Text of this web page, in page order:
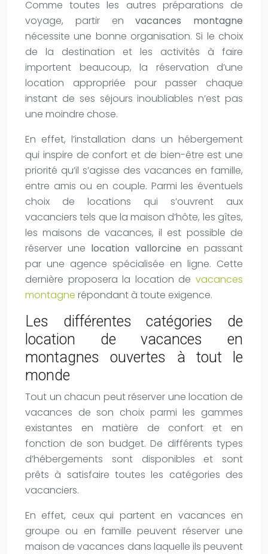
Comme toutes les autres préparations de
voyage, partir envacances montagne
nécessite une bonne organisation. Si le choix
de la destination et les activités à faire
importent beaucoup, la réservation d’une
location appropriée pour passer chaque
instant de ses séjours inoubliables n’est pas
une moindre chose.
En effet, l’installation dans un hébergement
qui inspire de confort et de bien-être est une
priorité qu’il s’agisse des vacances en famille,
entre amis ou en couple. Parmi les éventuels
choix de locations qui s’ouvrent aux
vacanciers tels que la maison d’hôte, les gîtes,
les maisons de vacances, il est possible de
réserver une location vallorcine en passant
par une agence spécialisée en ligne. Cette
dernière proposera la location de vacances
montagne répondant à toute exigence.
Les différentes catégories de
location de vacances en
montagnes ouvertes à tout le
monde
Tout un chacun peut réserver une location de
vacances de son choix parmi les gammes
existantes en matière de confort et en
fonction de son budget. De différents types
d’hébergements sont disponibles et sont
prêts à satisfaire toutes les catégories des
vacanciers.
En effet, ceux qui partent en vacances en
groupe ou en famille peuvent réserver une
maison de vacances dans laquelle ils peuvent